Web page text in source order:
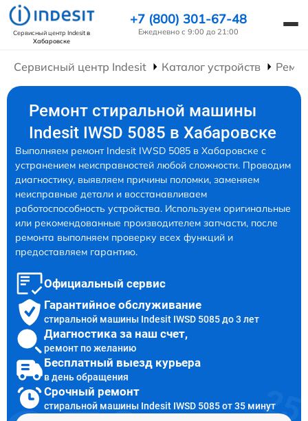
Сервисный центр Indesitв
Хабаровске
+7 (800) 301-67-48
Ежедневно с 9:00 до 21:00
Сервисный центр Indesit Каталог устройств
Ремонт стиральной машины
Indesit IWSD 5085 в Хабаровске
Выполняем ремонт Indesit IWSD 5085 в Хабаровске с
устранением неисправностей любой сложности. Проводим
диагностику, выявляем причины поломки, заменяем
неисправные детали и восстанавливаем
работоспособность устройства. Используем оригинальные
или рекомендованные производителем запчасти, после
ремонта выполняем проверку всех функций и
предоставляем гарантию.
Официальный сервис
Гарантийное обслуживание
стиральной машины Indesit IWSD 5085 до 3 лет
Диагностика за наш счет,
ремонт по желанию
Бесплатный выезд курьера
в день обращения
Срочный ремонт
стиральной машины Indesit IWSD 5085 от 35 минут